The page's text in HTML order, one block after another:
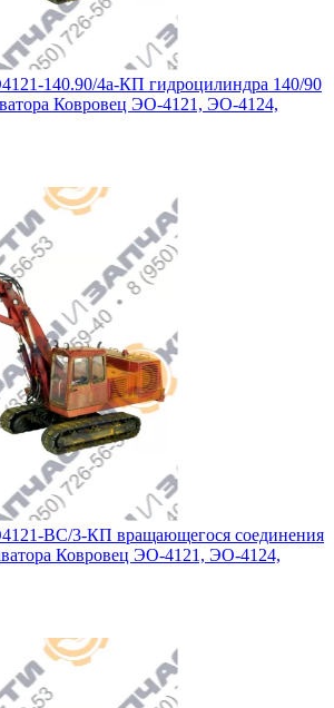
140.90/4а-КП гидроцилиндра 140/90
Ковровец ЭО-4121, ЭО-4124,
ВС/3-КП вращающегося соединения
Ковровец ЭО-4121, ЭО-4124,